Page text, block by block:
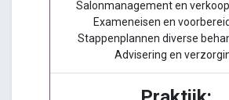
Salonmanagement en
Exameneisen en
Stappenplannen diverse
Advisering en